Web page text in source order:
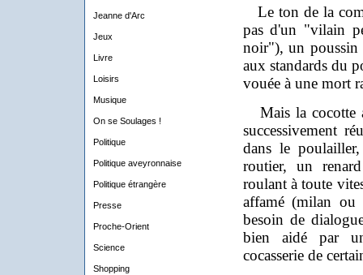
Jeanne d'Arc
Jeux
Livre
Loisirs
Musique
On se Soulages !
Politique
Politique aveyronnaise
Politique étrangère
Presse
Proche-Orient
Science
Shopping
Le ton de la
pas d'un "vilain
noir"), un poussin
aux standards du
vouée à une mort
Mais la cocotte
successivement
dans le
routier, un
roulant à toute
affamé (milan
besoin de
bien aidé par
cocasserie de